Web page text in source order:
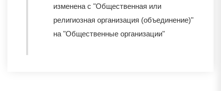
изменена с "Общественная или
религиозная организация (объединение)"
на "Общественные организации"